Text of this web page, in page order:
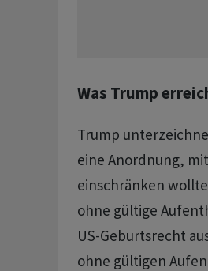
Was Trump
Trump
eine Anordnung,
einschränken
ohne gültige
US-Geburtsrecht
ohne gültigen